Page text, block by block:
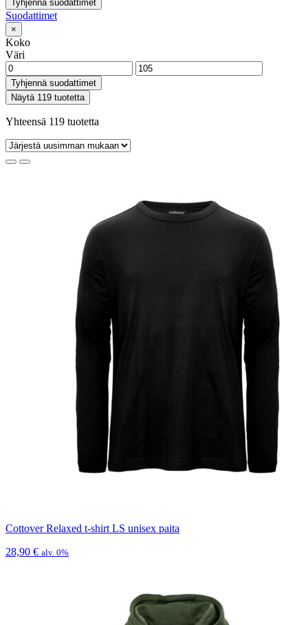
Tyhjennä suodattimet
Suodattimet
×
Koko
Väri
Tyhjennä suodattimet
Näytä 119 tuotetta
Yhteensä 119 tuotetta
Cottover Relaxed t-shirt LS unisex paita
28,90 € alv. 0%